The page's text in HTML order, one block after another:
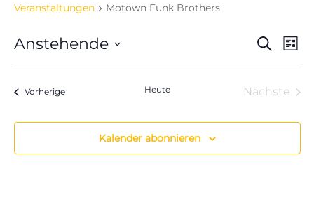
Veranstaltungen Motown Funk Brothers
Suche
Liste
Anstehende
VorherigeVeranstaltungen Heute
Nächste
Kalender abonnieren